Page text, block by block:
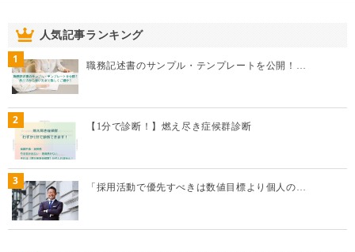
人気記事ランキング
1 職務記述書のサンプル・テンプレートを公開！…
2 【1分で診断！】燃え尽き症候群診断
3 「採用活動で優先すべきは数値目標より個人の…